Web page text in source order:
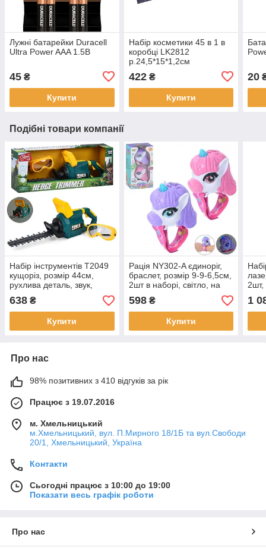
Лужні батарейки Duracell
Ultra Power AAA 1.5В
45 ₴
Купити
Набір косметики 45 в 1 в
коробці LK2812
р.24,5*15*1,2см
422₴
Купити
20
Подібні товари компанії
Набір інструментів T2049
кущоріз, розмір 44см,
рухлива деталь, звук,
світло, окуляри 13см, на
батарейках, в коробці
48,5-19-11см
638 ₴
Купити
Рація NY302-A єдиноріг,
браслет, розмір 9-9-6,5см,
2шт в наборі, світло, на
батарейках, в коробці 12-
23,5-7,5см
598₴
Купити
2шт,
1
Про нас
98% позитивних з 410 відгуків за рік
Працює з 19.07.2016
м. Хмельницький
м.Хмельницький, вул. П.Мирного 18/1Б та вул.Свободи
20/1, Хмельницький, Україна
Контакти
Сьогодні працює з 10:00 до 19:00
Показати весь графік роботи
Про нас